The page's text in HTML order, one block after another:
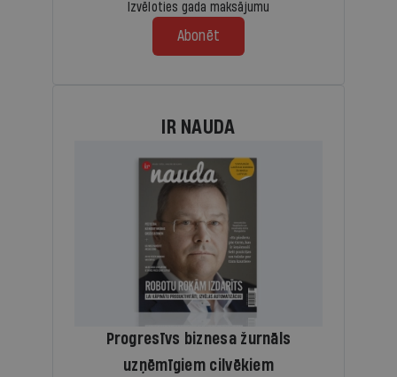
Izvēloties gada maksājumu
Abonēt
IR NAUDA
Progresīvs biznesa žurnāls
uzņēmīgiem cilvēkiem